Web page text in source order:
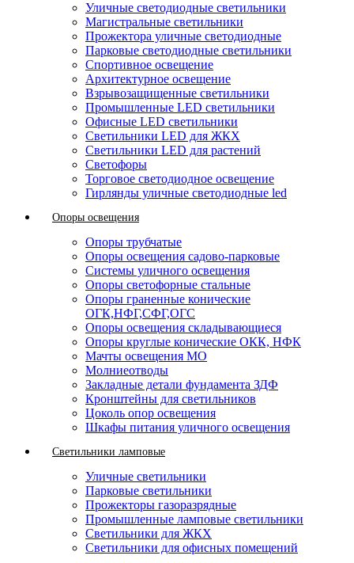
Уличные светодиодные светильники
Магистральные светильники
Прожектора уличные светодиодные
Парковые светодиодные светильники
Спортивное освещение
Архитектурное освещение
Взрывозащищенные светильники
Промышленные LED светильники
Офисные LED светильники
Cветильники LED для ЖКХ
Светильники LED для растений
Светофоры
Торговое светодиодное освещение
Гирлянды уличные светодиодные led
Опоры освещения
Опоры трубчатые
Опоры освещения садово-парковые
Системы уличного освещения
Опоры светофорные стальные
Опоры граненные конические
ОГК,НФГ,СФГ,ОГС
Опоры освещения складывающиеся
Опоры круглые конические ОКК, НФК
Мачты освещения МО
Молниеотводы
Закладные детали фундамента ЗДФ
Кронштейны для светильников
Цоколь опор освещения
Шкафы питания уличного освещения
Светильники ламповые
Уличные светильники
Парковые светильники
Прожекторы газоразрядные
Промышленные ламповые светильники
Светильники для ЖКХ
Светильники для офисных помещений